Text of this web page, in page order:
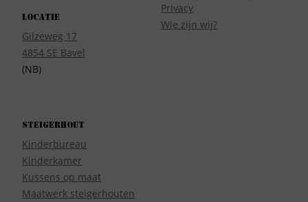
Locatie
Gilzeweg 17
4854 SE Bavel
(NB)
Privacy
Wie zijn wij?
Steigerhout
Kinderbureau
Kinderkamer
Kussens op maat
Maatwerk steigerhouten